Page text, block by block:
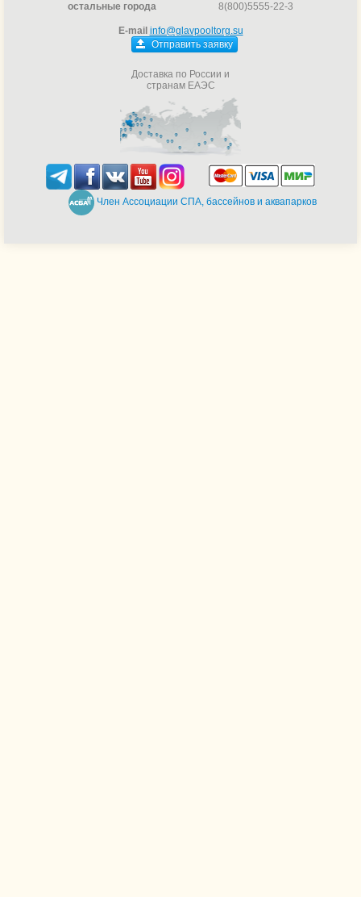
остальные города
8(800)5555-22-3
E-mail info@glavpooltorg.su
Отправить заявку
Доставка по России и
странам ЕАЭС
Член Ассоциации СПА, бассейнов и аквапарков